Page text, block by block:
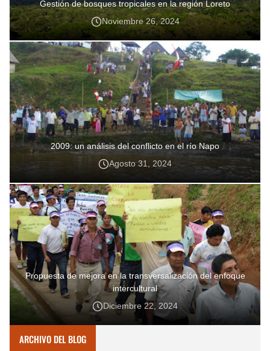
Gestión de bosques tropicales en la región Loreto
Noviembre 26, 2024
2009: un análisis del conflicto en el río Napo
Agosto 31, 2024
Propuesta de mejora en la transversalización del enfoque
intercultural
Diciembre 22, 2024
ARCHIVO DEL BLOG